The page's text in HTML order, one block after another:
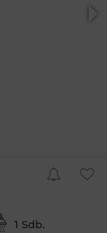
1 Sdb.